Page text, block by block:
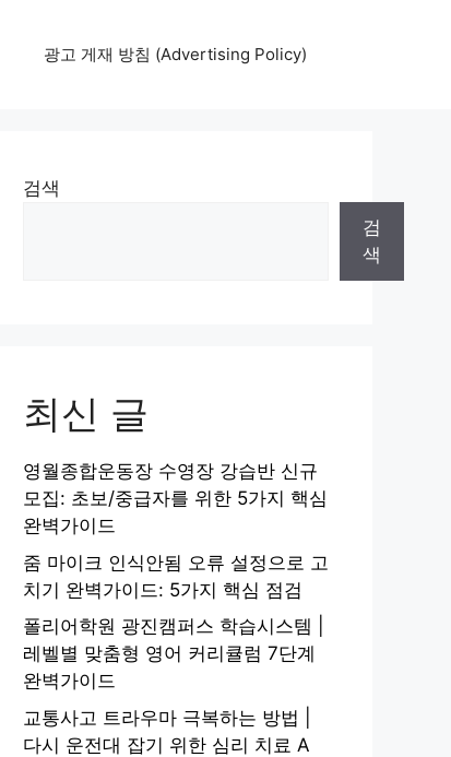
광고 게재 방침 (Advertising Policy)
검색
검
색
최신 글
영월종합운동장 수영장 강습반 신규
모집: 초보/중급자를 위한 5가지 핵심
완벽가이드
줌 마이크 인식안됨 오류 설정으로 고
치기 완벽가이드: 5가지 핵심 점검
폴리어학원 광진캠퍼스 학습시스템 |
레벨별 맞춤형 영어 커리큘럼 7단계
완벽가이드
교통사고 트라우마 극복하는 방법 |
다시 운전대 잡기 위한 심리 치료 A